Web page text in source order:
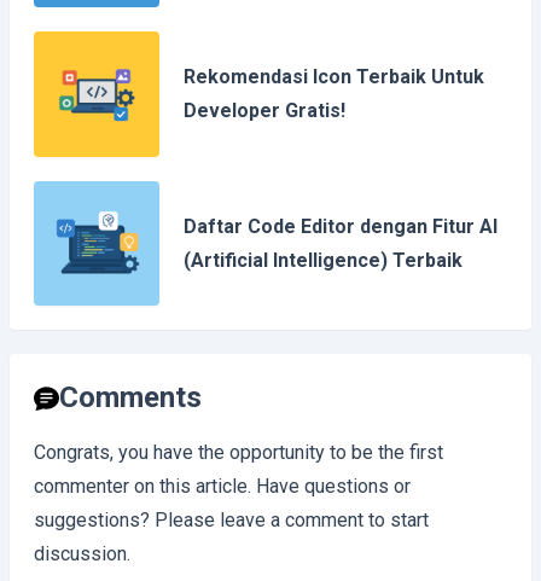
Rekomendasi Icon Terbaik Untuk
Developer Gratis!
Daftar Code Editor dengan Fitur AI
(Artificial Intelligence) Terbaik
Comments
Congrats, you have the opportunity to be the first
commenter on this article. Have questions or
suggestions? Please leave a comment to start
discussion.